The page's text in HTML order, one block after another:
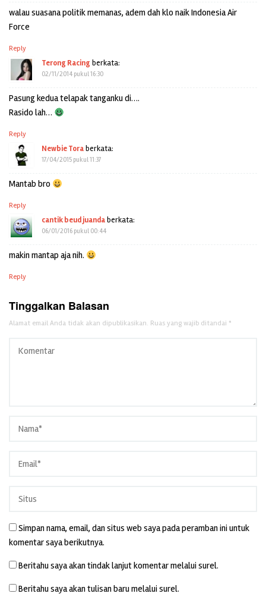
walau suasana politik memanas, adem dah klo naik Indonesia Air
Force
Reply
Terong Racing berkata:
02/11/2014 pukul 16:30
Pasung kedua telapak tanganku di….
Rasido lah…
Reply
Newbie Toraberkata:
17/04/2015 pukul 11:37
Mantab bro
Reply
cantik beud juandaberkata:
06/01/2016 pukul 00:44
makin mantap aja nih.
Reply
Tinggalkan Balasan
Alamat email Anda tidak akan dipublikasikan. Ruas yang wajib ditandai *
Simpan nama, email, dan situs web saya pada peramban ini untuk
komentar saya berikutnya.
Beritahu saya akan tindak lanjut komentar melalui surel.
Beritahu saya akan tulisan baru melalui surel.